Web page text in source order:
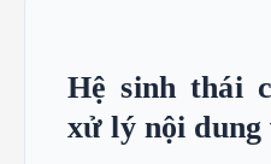
Hệ sinh thái
xử lý nội dung